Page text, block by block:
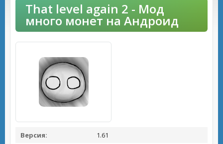
That level again 2 - Мод
много монет на Андроид
Версия:
1.61